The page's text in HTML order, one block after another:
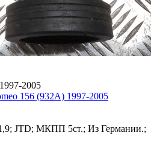
2005
156 (932A) 1997-2005
JTD; МКПП 5ст.; Из Германии.;